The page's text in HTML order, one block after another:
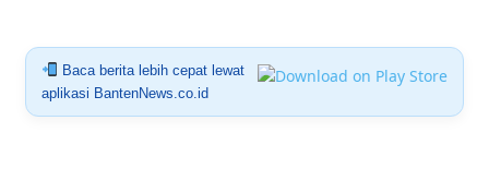
Baca berita lebih cepat lewat
aplikasi BantenNews.co.id